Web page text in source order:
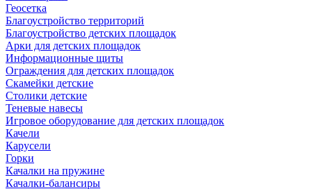
Геосетка
Благоустройство территорий
Благоустройство детских площадок
Арки для детских площадок
Информационные щиты
Ограждения для детских площадок
Скамейки детские
Столики детские
Теневые навесы
Игровое оборудование для детских площадок
Качели
Карусели
Горки
Качалки на пружине
Качалки-балансиры